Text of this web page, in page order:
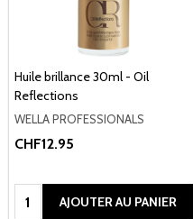
Huile brillance 30ml - Oil
Reflections
WELLA PROFESSIONALS
CHF12.95
Quantité:AJOUTER AU PANIER